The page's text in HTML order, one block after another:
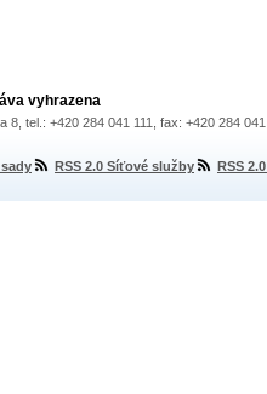
vyhrazena
8, tel.: +420 284 041 111, fax: +420 284
sady RSS 2.0 Síťové služby RSS